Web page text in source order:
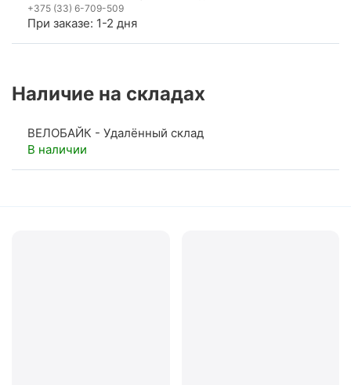
+375 (33) 6-709-509
При заказе: 1-2 дня
Наличие на складах
ВЕЛОБАЙК - Удалённый склад
В наличии